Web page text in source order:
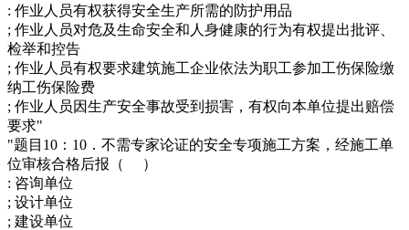
: 作业人员有权获得安全生产所需的防护用品
; 作业人员对危及生命安全和人身健康的行为有权提出批评、
检举和控告
; 作业人员有权要求建筑施工企业依法为职工参加工伤保险缴
纳工伤保险费
; 作业人员因生产安全事故受到损害，有权向本单位提出赔偿
要求"
"题目10：10．不需专家论证的安全专项施工方案，经施工单
位审核合格后报（ ）
: 咨询单位
; 设计单位
; 建设单位